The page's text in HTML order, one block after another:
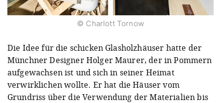
© Charlott Tornow
Die Idee für die schicken Glasholzhäuser hatte der
Münchner Designer Holger Maurer, der in Pommern
aufgewachsen ist und sich in seiner Heimat
verwirklichen wollte. Er hat die Häuser vom
Grundriss über die Verwendung der Materialien bis